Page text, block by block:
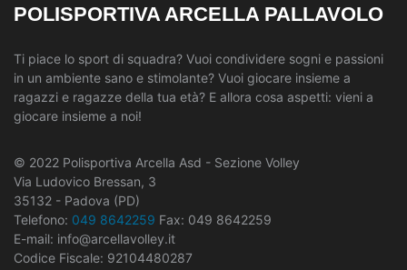
POLISPORTIVA ARCELLA PALLAVOLO
Ti piace lo sport di squadra? Vuoi condividere sogni e passioni
in un ambiente sano e stimolante? Vuoi giocare insieme a
ragazzi e ragazze della tua età? E allora cosa aspetti: vieni a
giocare insieme a noi!
© 2022 Polisportiva Arcella Asd - Sezione Volley
Via Ludovico Bressan, 3
35132 - Padova (PD)
Telefono: 049 8642259 Fax: 049 8642259
E-mail: info@arcellavolley.it
Codice Fiscale: 92104480287